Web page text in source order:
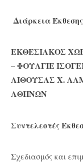
Διάρκεια
ΕΚΘΕΣΙΑΚΟΣ
– ΦΟΥΑΓΙΕ
ΑΙΘΟΥΣΑΣ Χ.
ΑΘΗΝΩΝ
Συντελεστές
Σχεδιασμός και